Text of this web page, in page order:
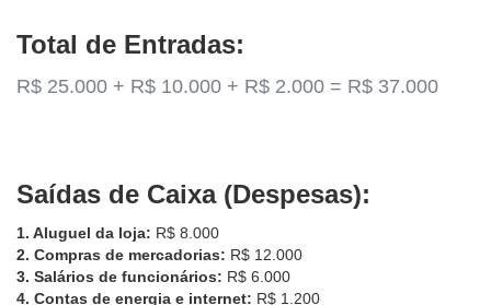
Total de Entradas:
R$ 25.000 + R$ 10.000 + R$ 2.000 = R$ 37.000
Saídas de Caixa (Despesas):
1. Aluguel da loja: R$ 8.000
2. Compras de mercadorias: R$ 12.000
3. Salários de funcionários: R$ 6.000
4. Contas de energia e internet: R$ 1.200